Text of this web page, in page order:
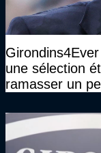
une sélection
ramasser un